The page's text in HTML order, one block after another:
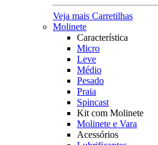
Veja mais Carretilhas
Molinete
Característica
Micro
Leve
Médio
Pesado
Praia
Spincast
Kit com Molinete
Molinete e Vara
Acessórios